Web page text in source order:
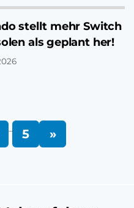
stellt mehr Switch
als geplant her!
… 5 »